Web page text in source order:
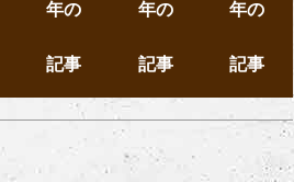
年の
記事
年の
記事
年の
記事